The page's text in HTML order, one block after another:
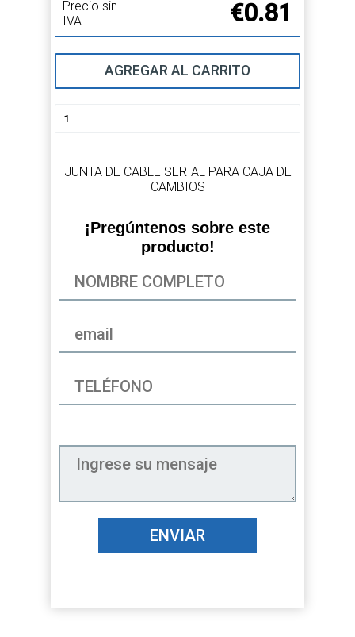
Precio sin
IVA
€0.81
AGREGAR AL CARRITO
JUNTA DE CABLE SERIAL PARA CAJA DE
CAMBIOS
¡Pregúntenos sobre este
producto!
ENVIAR